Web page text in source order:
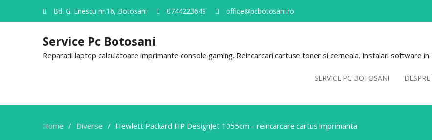
Bd. G. Enescu nr.16, Botosani 0744223649 office@pcbotosani.ro
Service Pc Botosani
Reparatii laptop calculatoare imprimante console gaming. Reincarcari cartuse toner si cerneala. Instalari software in
SERVICE PC BOTOSANI
Home Diverse Hewlett Packard HP DesignJet 1055cm – reincarcare cartus imprimanta